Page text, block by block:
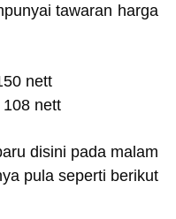
tawaran harga
nett
nett
disini pada malam
pula seperti berikut